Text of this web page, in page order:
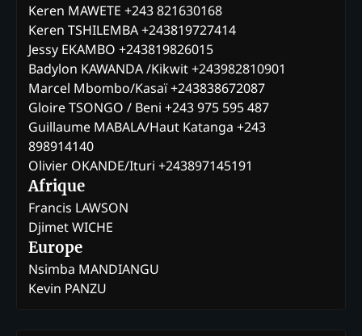
Keren MAWETE +243 821630168
Keren TSHILEMBA +243819727414
Jessy EKAMBO +243819826015
Badylon KAWANDA /Kikwit +243982810901
Marcel Mbombo/Kasaï +243838672087
Gloire TSONGO / Beni +243 975 595 487
Guillaume MABALA/Haut Katanga +243
898914140
Olivier OKANDE/Ituri +243897145191
Afrique
Francis LAWSON
Djimet WICHE
Europe
Nsimba MANDIANGU
Kevin PANZU